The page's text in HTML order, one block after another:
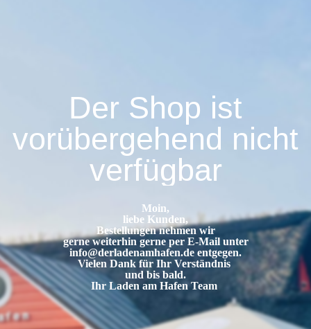
Der Shop ist
vorübergehend nicht
verfügbar
Moin,
liebe Kunden,
Bestellungen nehmen wir
gerne weiterhin gerne per E-Mail unter
info@derladenamhafen.de entgegen.
Vielen Dank für Ihr Verständnis
und bis bald.
Ihr Laden am Hafen Team